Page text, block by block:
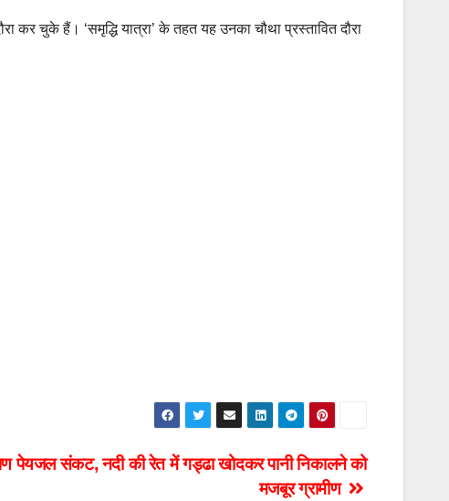
चुके हैं। ‘समृद्धि यात्रा’ के तहत यह उनका चौथा प्रस्तावित दौरा
पेयजल संकट, नदी की रेत में गड्ढा खोदकर पानी निकालने को
मजबूर ग्रामीण